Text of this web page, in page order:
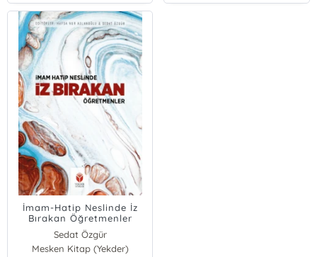
İmam-Hatip Neslinde İz
Bırakan Öğretmenler
Sedat Özgür
Hafsa Nur Aslanoğlu
Mesken Kitap (Yekder)